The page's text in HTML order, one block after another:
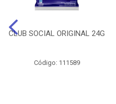
CLUB SOCIAL ORIGINAL 24G
Código: 111589